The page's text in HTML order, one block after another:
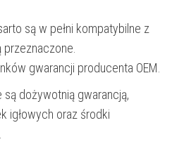
są w pełni kompatybilne z
gwarancji producenta OEM.
dożywotnią gwarancją,
igłowych oraz środki